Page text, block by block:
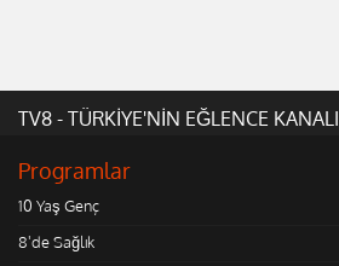
TV8 - TÜRKİYE'NİN EĞLENCE KANALI
Programlar
10 Yaş Genç
8'de Sağlık